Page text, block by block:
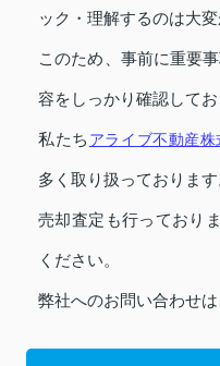
ック・理解するのは大変
このため、事前に重要
容をしっかり確認して
私たち アライブ不動産株
多く取り扱っております
売却査定も行っており
ください。
弊社へのお問い合わせ